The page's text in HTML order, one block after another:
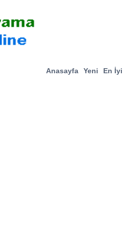
Anasayfa Yeni En İyi